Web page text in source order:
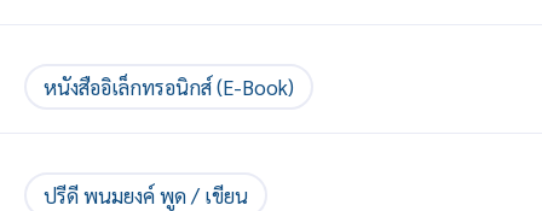
หนังสืออิเล็กทรอนิกส์ (E-Book)
ปรีดี พนมยงค์ พูด / เขียน